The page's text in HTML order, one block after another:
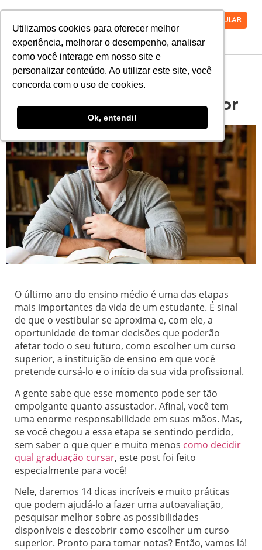
Utilizamos cookies para oferecer melhor
experiência, melhorar o desempenho, analisar
como você interage em nosso site e
personalizar conteúdo. Ao utilizar este site, você
concorda com o uso de cookies.
Ok, entendi!
VESTIBULAR
14 dicas para te ajudar a
escolher um curso superior
O último ano do ensino médio é uma das etapas
mais importantes da vida de um estudante. É sinal
de que o vestibular se aproxima e, com ele, a
oportunidade de tomar decisões que poderão
afetar todo o seu futuro, como escolher um curso
superior, a instituição de ensino em que você
pretende cursá-lo e o início da sua vida profissional.
A gente sabe que esse momento pode ser tão
empolgante quanto assustador. Afinal, você tem
uma enorme responsabilidade em suas mãos. Mas,
se você chegou a essa etapa se sentindo perdido,
sem saber o que quer e muito menos como decidir
qual graduação cursar, este post foi feito
especialmente para você!
Nele, daremos 14 dicas incríveis e muito práticas
que podem ajudá-lo a fazer uma autoavaliação,
pesquisar melhor sobre as possibilidades
disponíveis e descobrir como escolher um curso
superior. Pronto para tomar notas? Então, vamos lá!